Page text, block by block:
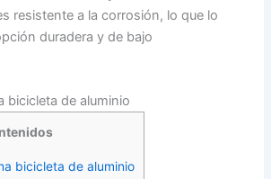
resistente a la corrosión, lo que lo
duradera y de bajo
bicicleta de aluminio
bicicleta de aluminio